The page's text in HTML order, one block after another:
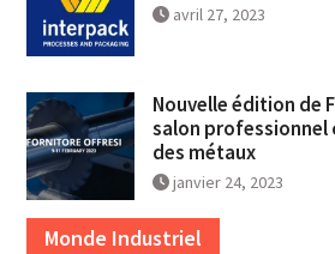
avril 27, 2023
Nouvelle édition de
salon professionnel
des métaux
janvier 24, 2023
Monde Industriel